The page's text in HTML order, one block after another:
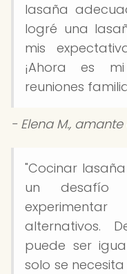
lasaña
logré una
mis
¡Ahora es
reuniones
- Elena M.,
"Cocinar
un
alternativos.
puede ser
solo se